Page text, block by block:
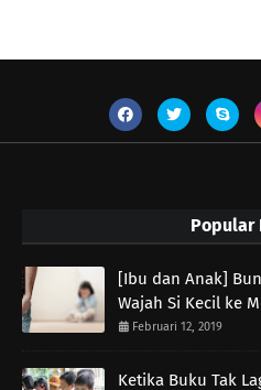
Popular
[Ibu dan Anak]
Wajah Si Kecil ke
Februari 12, 2019
Ketika Buku Tak